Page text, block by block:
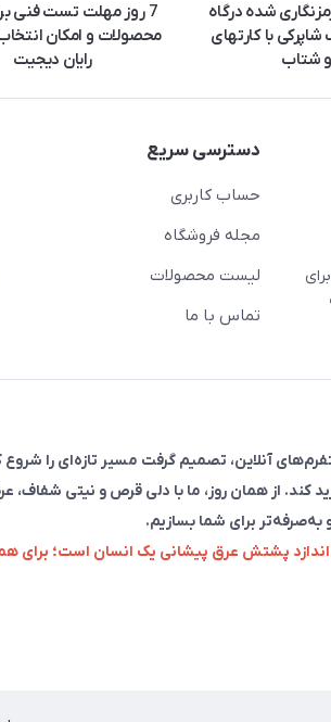
شده درگاه
با کارتهای
شتاب
7 روز مهلت تست فنی
محصولات و امکان
رایان دیجیت
دسترسی سریع
حساب کاربری
مجله فروشگاه
لیست محصولات
تماس با ما
فروش در پلتفرم‌های آنلاین، تصمیم گرفت مسیر
کند. از همان روز، ما با دلی قرص و نیتی شفاف،
به‌صرفه‌تر برای شما بسازیم.
پشتش عرق پیشانی یک انسان است؛ برای